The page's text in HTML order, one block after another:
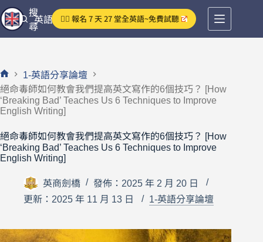
跳
至
主
容
英語分享論壇
搜
尋
👉🏻 報名 7 天 27 堂全英語~免費試聽
首
頁
1-英語分享論壇
絕命毒師如何教會我們提高英文寫作的6個技巧？ [How
‘Breaking Bad’ Teaches Us 6 Techniques to Improve
English Writing]
絕命毒師如何教會我們提高英文寫作的6個技巧？ [How
‘Breaking Bad’ Teaches Us 6 Techniques to Improve
English Writing]
英商劍橋
發佈：2025 年 2 月 20 日
更新：2025 年 11 月 13 日
1-英語分享論壇